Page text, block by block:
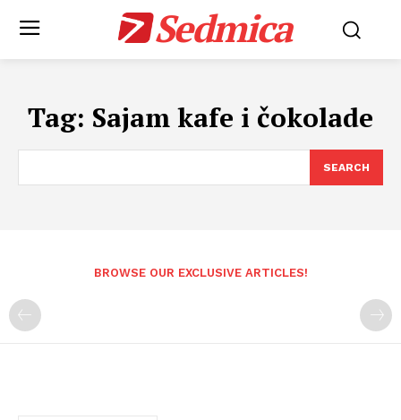
Sedmica
Tag: Sajam kafe i čokolade
SEARCH
BROWSE OUR EXCLUSIVE ARTICLES!